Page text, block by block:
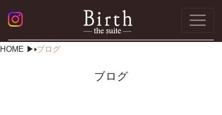
HOME ブログ
ブログ